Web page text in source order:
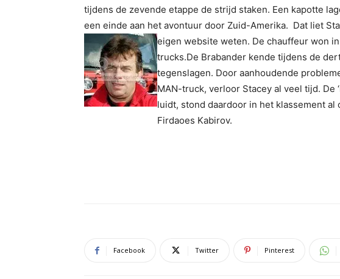
tijdens de zevende etappe de strijd staken. Een kapotte
een einde aan het avontuur door Zuid-Amerika. Dat liet
eigen website weten. De chauffeur won
trucks.De Brabander kende tijdens de
tegenslagen. Door aanhoudende
MAN-truck, verloor Stacey al veel tijd. De
luidt, stond daardoor in het klassement al
Firdaoes Kabirov.
Facebook Twitter Pinterest